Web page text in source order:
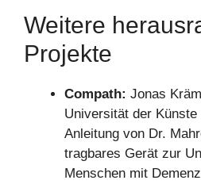
Weitere
Projekte
Compath: Jonas
Universität der
Anleitung von Dr.
tragbares Gerät zur
Menschen mit